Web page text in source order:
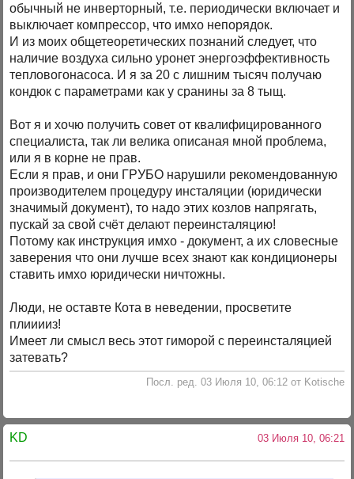
обычный не инверторный, т.е. периодически включает и
выключает компрессор, что имхо непорядок.
И из моих общетеоретических познаний следует, что
наличие воздуха сильно уронет энергоэффективность
тепловогонасоса. И я за 20 с лишним тысяч получаю
кондюк с параметрами как у сранины за 8 тыщ.
Вот я и хочю получить совет от квалифицированного
специалиста, так ли велика описаная мной проблема,
или я в корне не прав.
Если я прав, и они ГРУБО нарушили рекомендованную
производителем процедуру инсталяции (юридически
значимый документ), то надо этих козлов напрягать,
пускай за свой счёт делают переинсталяцию!
Потому как инструкция имхо - документ, а их словесные
заверения что они лучше всех знают как кондиционеры
ставить имхо юридически ничтожны.
Люди, не оставте Кота в неведении, просветите
плииииз!
Имеет ли смысл весь этот гиморой с переинсталяцией
затевать?
Посл. ред. 03 Июля 10, 06:12 от Kotische
KD 03 Июля 10, 06:21